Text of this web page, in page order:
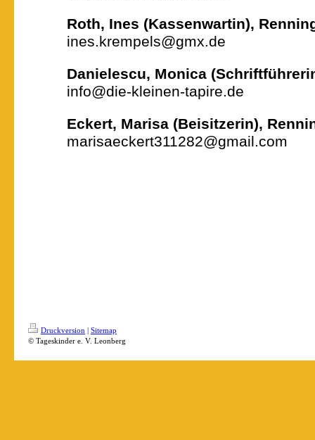
Roth, Ines (Kassenwartin),
ines.krempels@gmx.de
Danielescu, Monica
info@die-kleinen-tapire.de
Eckert, Marisa (Beisitzerin),
marisaeckert311282@gmail.com
Druckversion | Sitemap
© Tageskinder e. V. Leonberg